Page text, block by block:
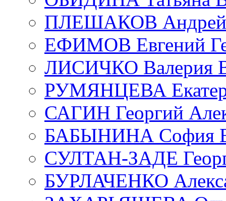
ПЛЕШАКОВ Андрей
ЕФИМОВ Евгений
ЛИСИЧКО Валерия
РУМЯНЦЕВА
САГИН Георгий
БАБЫНИНА София
СУЛТАН-ЗАДЕ
БУРЛАЧЕНКО